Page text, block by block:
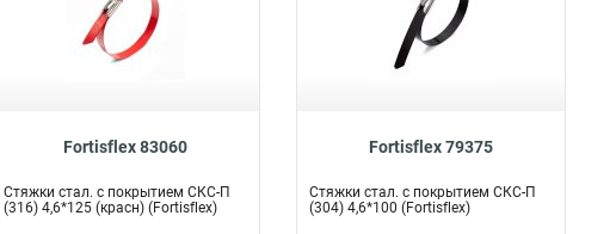
Fortisflex 83060
Стяжки стал. с покрытием СКС-П
(316) 4,6*125 (красн) (Fortisflex)
Fortisflex 79375
Стяжки стал. с покрытием СКС-П
(304) 4,6*100 (Fortisflex)